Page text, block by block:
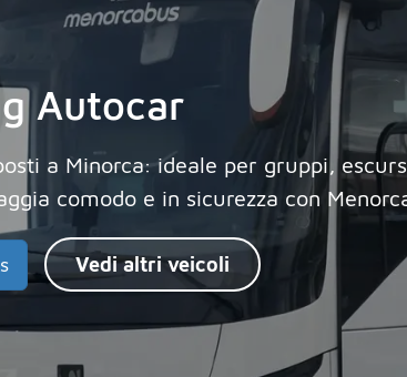
Autocar
a Minorca: ideale per gruppi,
comodo e in sicurezza con
Vedi altri veicoli